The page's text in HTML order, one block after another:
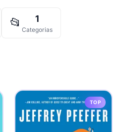
📂 1
Categorias
TOP